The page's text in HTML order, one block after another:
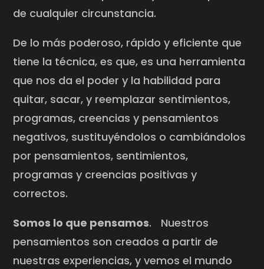
de cualquier circunstancia.
De lo más poderoso, rápido y eficiente que
tiene la técnica, es que, es una herramienta
que nos da el poder y la habilidad para
quitar, sacar, y reemplazar sentimientos,
programas, creencias y pensamientos
negativos, sustituyéndolos o cambiándolos
por pensamientos, sentimientos,
programas y creencias positivas y
correctos.
Somos lo que pensamos. Nuestros
pensamientos son creados a partir de
nuestras experiencias, y vemos el mundo